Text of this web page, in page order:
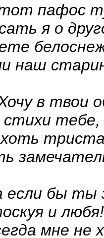
пафос
я о
наш
в твои
стихи
если бы ты
и любя!
мне не